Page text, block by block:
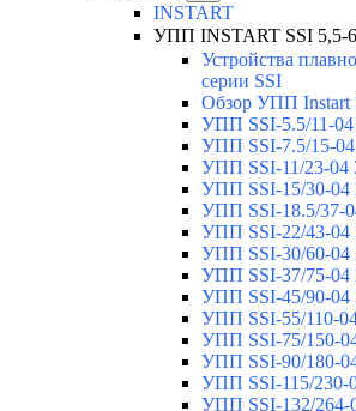
INSTART
УПП INSTART SSI 5,5-
Устройства
серии SSI
Обзор УПП Instart
УПП SSI-5.5/11-
УПП SSI-7.5/15-
УПП SSI-11/23-04
УПП SSI-15/30-04
УПП SSI-18.5/37-
УПП SSI-22/43-04
УПП SSI-30/60-04
УПП SSI-37/75-04
УПП SSI-45/90-04
УПП SSI-55/110-
УПП SSI-75/150-
УПП SSI-90/180-
УПП SSI-115/230-
УПП SSI-132/264-